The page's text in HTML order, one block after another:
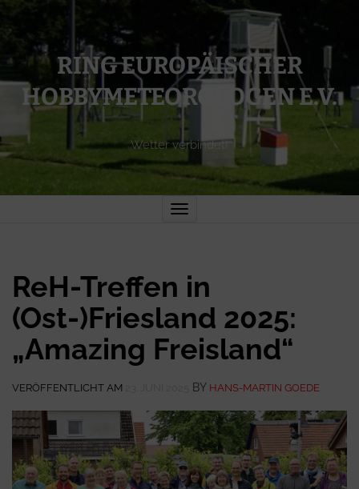
RING EUROPÄISCHER
HOBBYMETEOROLOGEN E.V.
Wetter verbindet!
Toggle
navigation
ReH-Treffen in
(Ost-)Friesland 2025:
„Amazing Freisland“
VERÖFFENTLICHT AM BY HANS-MARTIN GOEDE